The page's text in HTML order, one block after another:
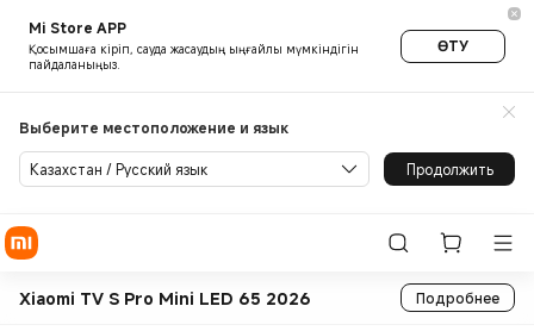
Mi Store APP
Қосымшаға кіріп, сауда жасаудың ыңғайлы мүмкіндігін
пайдаланыңыз.
ӨТУ
Выберите местоположение и язык
Казахстан / Русский язык Продолжить
Xiaomi TV S Pro Mini LED 65 2026 Подробнее